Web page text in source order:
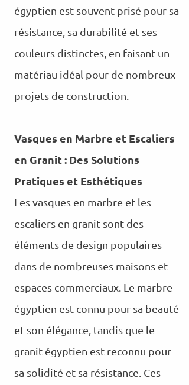
égyptien est souvent prisé pour sa
résistance, sa durabilité et ses
couleurs distinctes, en faisant un
matériau idéal pour de nombreux
projets de construction.
Vasques en Marbre et Escaliers
en Granit : Des Solutions
Pratiques et Esthétiques
Les vasques en marbre et les
escaliers en granit sont des
éléments de design populaires
dans de nombreuses maisons et
espaces commerciaux. Le marbre
égyptien est connu pour sa beauté
et son élégance, tandis que le
granit égyptien est reconnu pour
sa solidité et sa résistance. Ces